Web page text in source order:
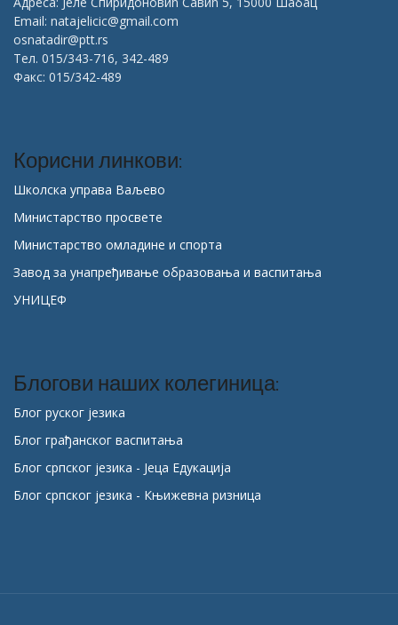
Email: natajelicic@gmail.com
osnatadir@ptt.rs
Тел. 015/343-716, 342-489
Факс: 015/342-489
Корисни линкови:
Школска управа Ваљево
Министарство просвете
Министарство омладине и спорта
Завод за унапређивање образовања и васпитања
УНИЦЕФ
Блогови наших колегиница:
Блог руског језика
Блог грађанског васпитања
Блог српског језика - Јеца Едукација
Блог српског језика - Књижевна ризница